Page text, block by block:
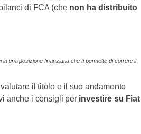
di FCA (che non ha distribuito
una posizione finanziaria che ti permette di correre il
il titolo e il suo andamento
anche i consigli per investire su Fiat